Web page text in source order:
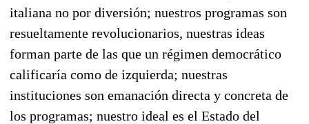
italiana no por diversión; nuestros programas son
resueltamente revolucionarios, nuestras ideas
forman parte de las que un régimen democrático
calificaría como de izquierda; nuestras
instituciones son emanación directa y concreta de
los programas; nuestro ideal es el Estado del